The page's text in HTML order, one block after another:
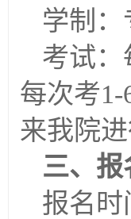
学制
考试：
每次考
来我院进
三、
报名时